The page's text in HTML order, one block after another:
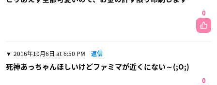
0
2016年10月6日 at 6:50 PM 返信
死神あっちゃんほしいけどファミマが近くにない～(;O;)
0